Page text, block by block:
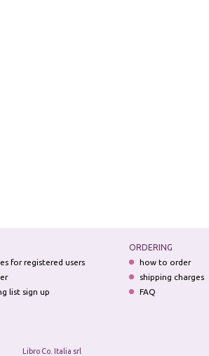
for registered users
list sign up
ORDERING
how to order
shipping charges
FAQ
Libro Co. Italia srl